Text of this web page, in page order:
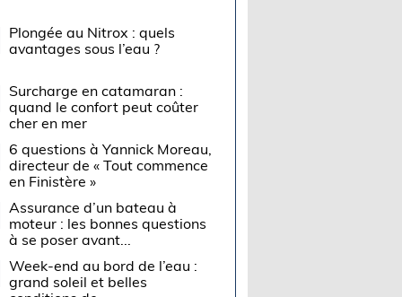
Plongée au Nitrox : quels
avantages sous l’eau ?
Surcharge en catamaran :
quand le confort peut coûter
cher en mer
6 questions à Yannick Moreau,
directeur de « Tout commence
en Finistère »
Assurance d’un bateau à
moteur : les bonnes questions
à se poser avant...
Week-end au bord de l’eau :
grand soleil et belles